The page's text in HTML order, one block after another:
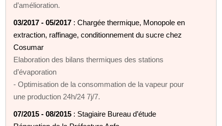
d’amélioration.
03/2017 - 05/2017 : Chargée thermique, Monopole en
extraction, raffinage, conditionnement du sucre chez
Cosumar
Elaboration des bilans thermiques des stations
d’évaporation
- Optimisation de la consommation de la vapeur pour
une production 24h/24 7j/7.
07/2015 - 08/2015 : Stagiaire Bureau d’étude